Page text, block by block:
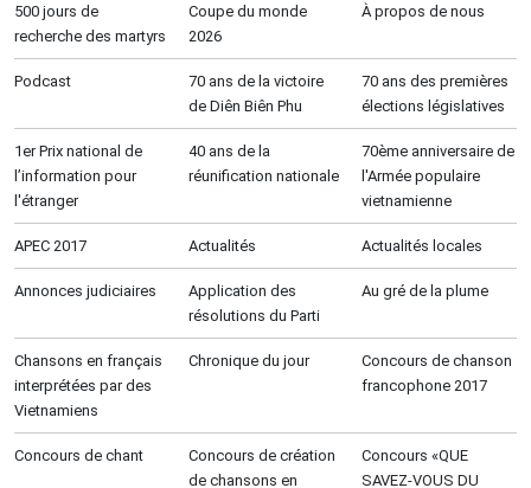
500 jours de
recherche des martyrs
Coupe du monde
2026
À propos de nous
Podcast
70 ans de la victoire
de Diên Biên Phu
70 ans des premières
élections législatives
1er Prix national de
l’information pour
l'étranger
40 ans de la
réunification nationale
70ème anniversaire de
l'Armée populaire
vietnamienne
APEC 2017 Actualités Actualités locales
Annonces judiciaires
Application des
résolutions du Parti
Au gré de la plume
Chansons en français
interprétées par des
Vietnamiens
Chronique du jour
Concours de chanson
francophone 2017
Concours de chant
Concours de création
de chansons en
Concours «QUE
SAVEZ-VOUS DU